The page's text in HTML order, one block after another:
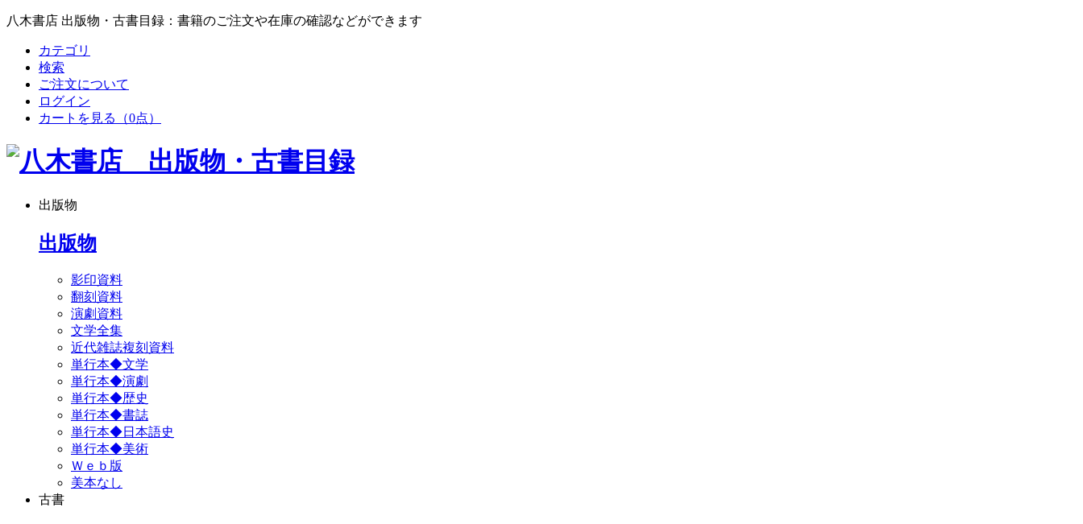
八木書店 出版物・古書目録：書籍のご注文や在庫の確認などができます
カテゴリ
検索
ご注文について
ログイン
カートを見る
（0点）
出版物
出版物
影印資料
翻刻資料
演劇資料
文学全集
近代雑誌複刻資料
単行本◆文学
単行本◆演劇
単行本◆歴史
単行本◆書誌
単行本◆日本語史
単行本◆美術
Ｗｅｂ版
美本なし
古書